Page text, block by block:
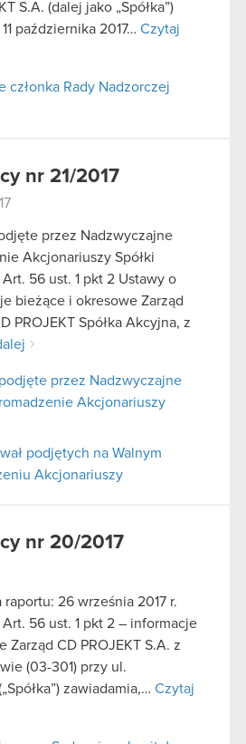
S.A. (dalej jako „Spółka”)
października 2017… Czytaj
członka Rady Nadzorczej
nr 21/2017
przez Nadzwyczajne
Akcjonariuszy Spółki
56 ust. 1 pkt 2 Ustawy o
bieżące i okresowe Zarząd
PROJEKT Spółka Akcyjna, z
przez Nadzwyczajne
Akcjonariuszy
podjętych na Walnym
Akcjonariuszy
nr 20/2017
raportu: 26 września 2017 r.
Art. 56 ust. 1 pkt 2 – informacje
Zarząd CD PROJEKT S.A. z
(03-301) przy ul.
zawiadamia,… Czytaj